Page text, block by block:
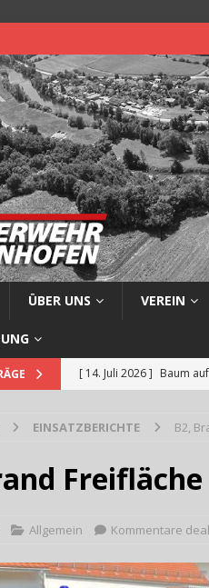
ÜBER UNS VEREIN
[ 14. Juli 2026 ] Baum
[ 28. Juli 2026 ]
EINSATZBERICHTE B2,
Freifläche
Allgemein Kommentare